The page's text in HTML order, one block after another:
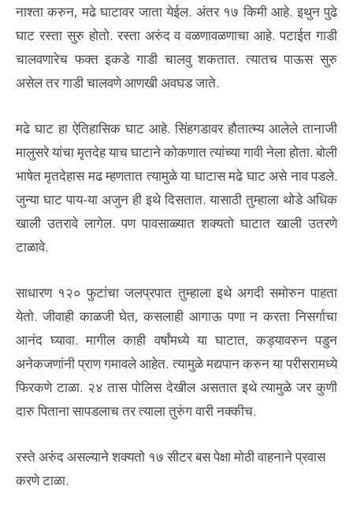
नाश्ता करुन, मढे घाटावर जाता येईल. अंतर १७ किमी आहे. इथुन पुढे
घाट रस्ता सुरु होतो. रस्ता अरुंद व वळणावळणाचा आहे. पटाईत गाडी
चालवणारेच फक्त इकडे गाडी चालवु शकतात. त्यातच पाऊस सुरु
असेल तर गाडी चालवणे आणखी अवघड जाते.
मढे घाट हा ऐतिहासिक घाट आहे. सिंहगडावर हौतात्म्य आलेले तानाजी
मालुसरे यांचा मृतदेह याच घाटाने कोकणात त्यांच्या गावी नेला होता. बोली
भाषेत मृतदेहास मढ म्हणतात त्यामुळे या घाटास मढे घाट असे नाव पडले.
जुन्या घाट पाय-या अजुन ही इथे दिसतात. यासाठी तुम्हाला थोडे अधिक
खाली उतरावे लागेल. पण पावसाळ्यात शक्यतो घाटात खाली उतरणे
टाळावे.
साधारण १२० फुटांचा जलप्रपात तुम्हाला इथे अगदी समोरुन पाहता
येतो. जीवाही काळजी घेत, कसलाही आगाऊ पणा न करता निसर्गाचा
आनंद घ्यावा. मागील काही वर्षांमध्ये या घाटात, कड्यावरुन पडुन
अनेकजणांनी प्राण गमावले आहेत. त्यामुळे मद्यपान करुन या परीसरामध्ये
फिरकणे टाळा. २४ तास पोलिस देखील असतात इथे त्यामुळे जर कुणी
दारु पिताना सापडलाच तर त्याला तुरुंग वारी नक्कीच.
रस्ते अरुंद असल्याने शक्यतो १७ सीटर बस पेक्षा मोठी वाहनाने प्रवास
करणे टाळा.